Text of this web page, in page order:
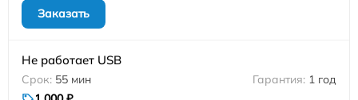
Заказать
Не работает USB
55 мин
1 год